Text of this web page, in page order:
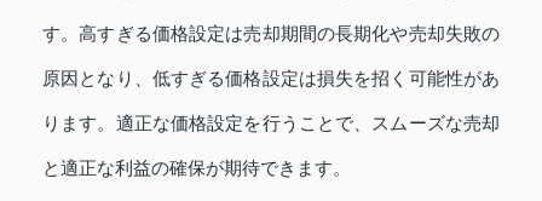
す。高すぎる価格設定は売却期間の長期化や売却失敗の
原因となり、低すぎる価格設定は損失を招く可能性があ
ります。適正な価格設定を行うことで、スムーズな売却
と適正な利益の確保が期待できます。